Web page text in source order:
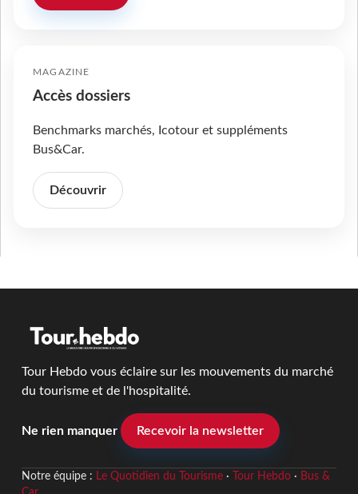
MAGAZINE
Accès dossiers
Benchmarks marchés, Icotour et suppléments
Bus&Car.
Découvrir
Tour Hebdo vous éclaire sur les mouvements du marché
du tourisme et de l'hospitalité.
Ne rien manquer Recevoir la newsletter
Notre équipe : Le Quotidien du Tourisme· Tour Hebdo· Bus &